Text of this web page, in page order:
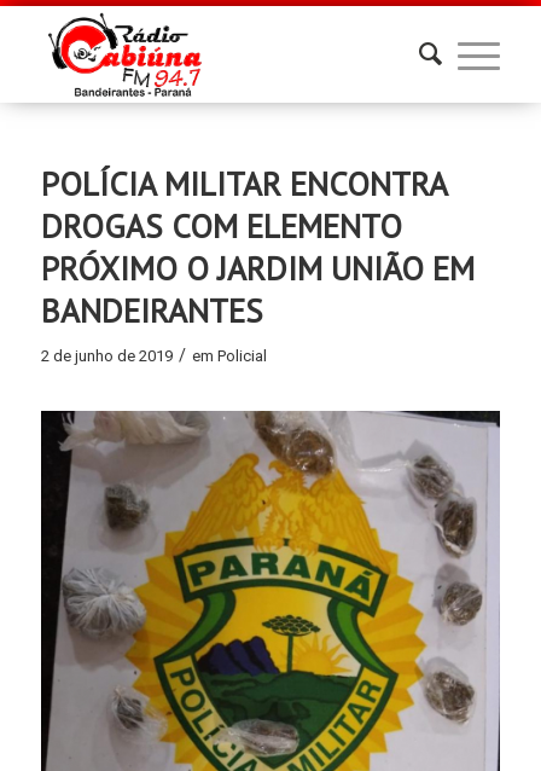
POLÍCIA MILITAR ENCONTRA
DROGAS COM ELEMENTO
PRÓXIMO O JARDIM UNIÃO EM
BANDEIRANTES
2 de junho de 2019 / em Policial